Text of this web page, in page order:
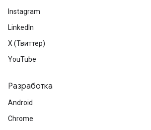
Instagram
LinkedIn
X (Твиттер)
YouTube
Разработка
Android
Chrome